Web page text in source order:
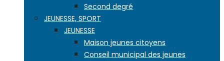
Second degré
JEUNESSE, SPORT
JEUNESSE
Maison jeunes citoyens
Conseil municipal des jeunes